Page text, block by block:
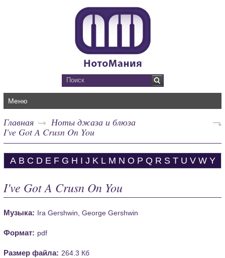
Меню
Главная
Ноты джаза и блюза
I've Got A Crusn On You
A B C D E F G H I J K L M N O P Q R S T U V W Y
I've Got A Crusn On You
Музыка: Ira Gershwin, George Gershwin
Формат: pdf
Размер файла: 264.3 Кб